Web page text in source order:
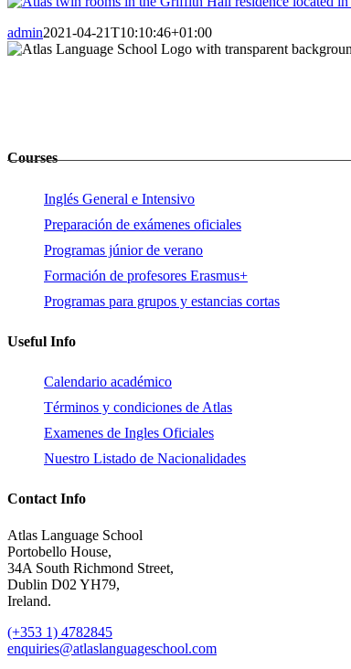
admin2021-04-21T10:10:46+01:00
Courses
Inglés General e Intensivo
Preparación de exámenes oficiales
Programas júnior de verano
Formación de profesores Erasmus+
Programas para grupos y estancias cortas
Useful Info
Calendario académico
Términos y condiciones de Atlas
Examenes de Ingles Oficiales
Nuestro Listado de Nacionalidades
Contact Info
Atlas Language School
Portobello House,
34A South Richmond Street,
Dublin D02 YH79,
Ireland.
(+353 1) 4782845
enquiries@atlaslanguageschool.com